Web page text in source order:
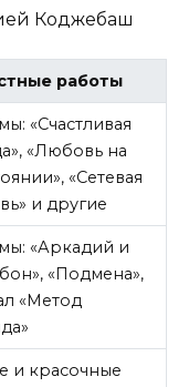
Коджебаш
работы
«Счастливая
«Любовь на
«Сетевая
и другие
«Аркадий и
«Подмена»,
«Метод
и красочные